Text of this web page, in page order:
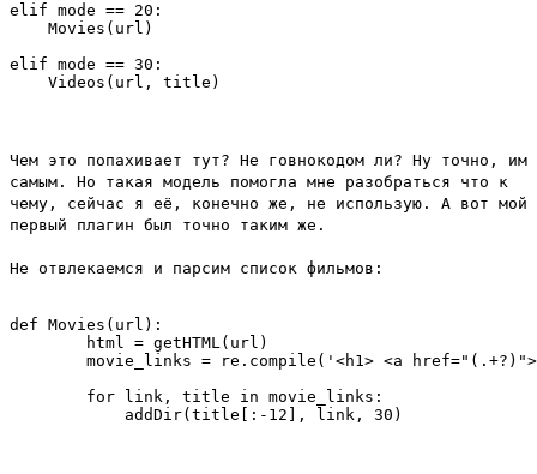
elif mode == 20:
    Movies(url)
elif mode == 30:
Чем это попахивает тут? Не говнокодом ли? Ну точно, им
самым. Но такая модель помогла мне разобраться что к
чему, сейчас я её, конечно же, не использую. А вот мой
первый плагин был точно таким же.
Не отвлекаемся и парсим список фильмов:
def Movies(url):